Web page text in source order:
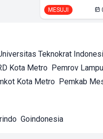
MESUJI
Teknokrat
Kota Metro Pemrov
Kota Metro Pemkab
Goindonesia